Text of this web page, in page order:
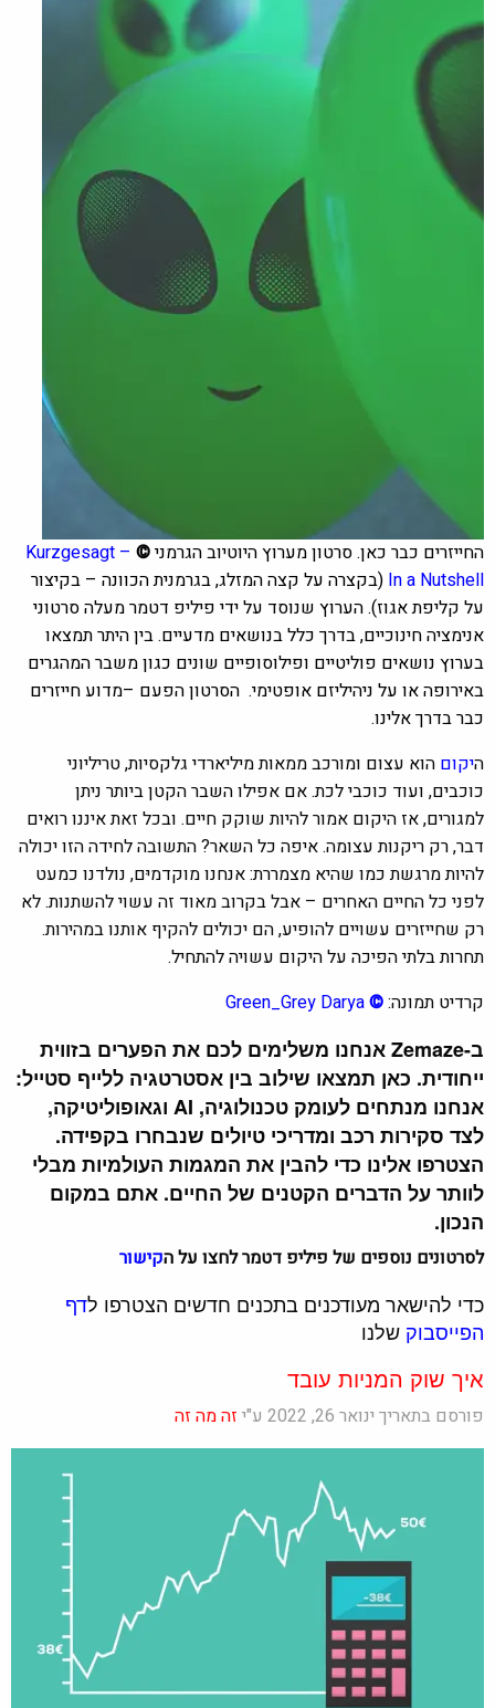
החייזרים כבר כאן. סרטון מערוץ היוטיוב הגרמני©
Kurzgesagt –
In a Nutshell(בקצרה על קצה המזלג, בגרמנית הכוונה – בקיצור
על קליפת אגוז). הערוץ שנוסד על ידי פיליפ דטמר מעלה סרטוני
אנימציה חינוכיים, בדרך כלל בנושאים מדעיים. בין היתר תמצאו
בערוץ נושאים פוליטיים ופילוסופיים שונים כגון משבר המהגרים
באירופה או על ניהיליזם אופטימי. הסרטון הפעם – מדוע חייזרים
כבר בדרך אלינו.
יקוםהוא עצום ומורכב ממאות מיליארדי גלקסיות, טריליוני
כוכבים, ועוד כוכבי לכת. אם אפילו השבר הקטן ביותר ניתן
למגורים, אז היקום אמור להיות שוקק חיים. ובכל זאת איננו רואים
דבר, רק ריקנות עצומה. איפה כל השאר? התשובה לחידה הזו יכולה
להיות מרגשת כמו שהיא מצמררת: אנחנו מוקדמיּם, נולדנו כמעט
לפני כל החיים האחרים – אבל בקרוב מאוד זה עשוי להשתנות. לא
רק שחייזרים עשויים להופיע, הם יכולים להקיף אותנו במהירות.
תחרות בלתי הפיכה על היקום עשויה להתחיל.
קרדיט תמונה:©
Green_Grey Darya
ב-Zemaze אנחנו משלימים לכם את הפערים בזווית
ייחודית. כאן תמצאו שילוב בין אסטרטגיה ללייף סטייל:
אנחנו מנתחים לעומק טכנולוגיה, AI וגאופוליטיקה,
לצד סקירות רכב ומדריכי טיולים שנבחרו בקפידה.
הצטרפו אלינו כדי להבין את המגמות העולמיות מבלי
לוותר על הדברים הקטנים של החיים. אתם במקום
הנכון.
לסרטונים נוספים של פיליפ דטמר לחצו על הקישור
כדי להישאר מעודכנים בתכנים חדשים הצטרפו ל דף
הפייסבוקשלנו
איך שוק המניות עובד
פורסם בתאריך ינואר 26, 2022 ע"י זה מה זה